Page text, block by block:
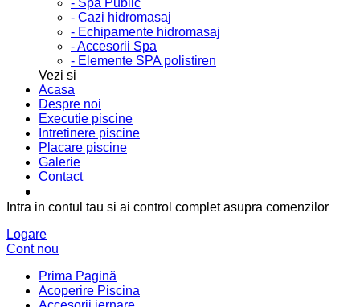
- Spa Public
- Cazi hidromasaj
- Echipamente hidromasaj
- Accesorii Spa
- Elemente SPA polistiren
Vezi si
Acasa
Despre noi
Executie piscine
Intretinere piscine
Placare piscine
Galerie
Contact
Intra in contul tau si ai control complet asupra comenzilor
Logare
Cont nou
Prima Pagină
Acoperire Piscina